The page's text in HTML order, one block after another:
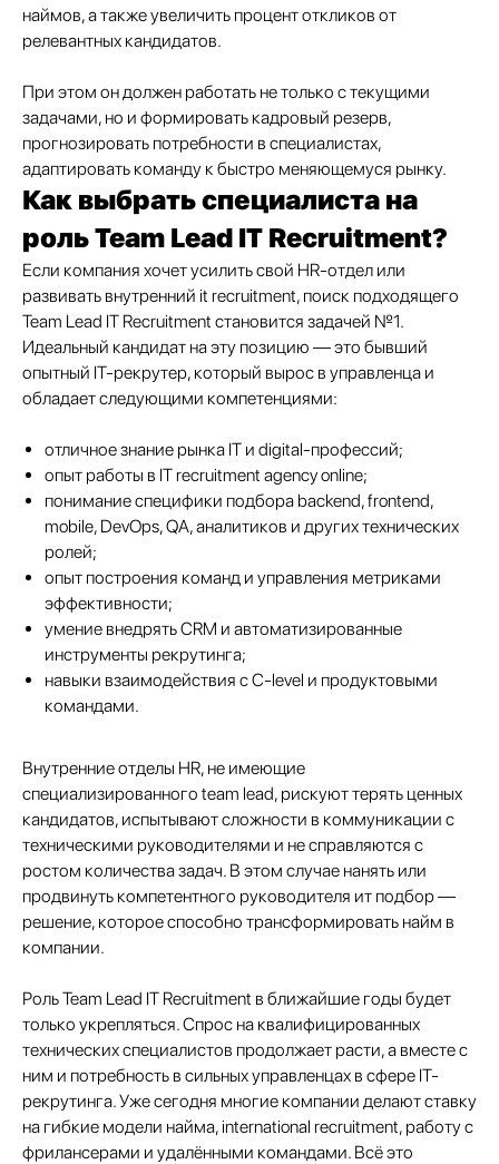
наймов, а также увеличить процент откликов от
релевантных кандидатов.
При этом он должен работать не только с текущими
задачами, но и формировать кадровый резерв,
прогнозировать потребности в специалистах,
адаптировать команду к быстро меняющемуся рынку.
Как выбрать специалиста на
роль Team Lead IT Recruitment?
Если компания хочет усилить свой HR-отдел или
развивать внутренний it recruitment, поиск подходящего
Team Lead IT Recruitment становится задачей №1.
Идеальный кандидат на эту позицию — это бывший
опытный IT-рекрутер, который вырос в управленца и
обладает следующими компетенциями:
отличное знание рынка IT и digital-профессий;
опыт работы в IT recruitment agency online;
понимание специфики подбора backend, frontend,
mobile, DevOps, QA, аналитиков и других технических
ролей;
опыт построения команд и управления метриками
эффективности;
умение внедрять CRM и автоматизированные
инструменты рекрутинга;
навыки взаимодействия с C-level и продуктовыми
командами.
Внутренние отделы HR, не имеющие
специализированного team lead, рискуют терять ценных
кандидатов, испытывают сложности в коммуникации с
техническими руководителями и не справляются с
ростом количества задач. В этом случае нанять или
продвинуть компетентного руководителя ит подбор —
решение, которое способно трансформировать найм в
компании.
Роль Team Lead IT Recruitment в ближайшие годы будет
только укрепляться. Спрос на квалифицированных
технических специалистов продолжает расти, а вместе с
ним и потребность в сильных управленцах в сфере IT-
рекрутинга. Уже сегодня многие компании делают ставку
на гибкие модели найма, international recruitment, работу с
фрилансерами и удалёнными командами. Всё это
Подобрать специалиста?
+7
Отправить заявку
Мы направим вам коммерческое
предложение в течении часа!
Персональных данныхи соглашаетесь сПолитикой в
+7 499 380 89 20
info@it-atlas.ru